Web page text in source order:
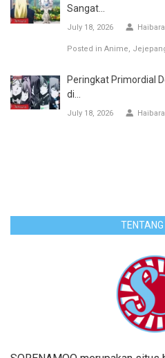
Sangat...
July 18, 2026 Haibara
Posted in Anime
Peringkat Primordial
di...
July 18, 2026 Haibara
TENTANG